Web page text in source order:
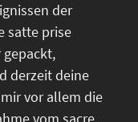
der
satte prise
derzeit deine
vor allem die